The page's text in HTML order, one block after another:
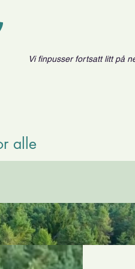
Vi finpusser fortsatt litt på
alle